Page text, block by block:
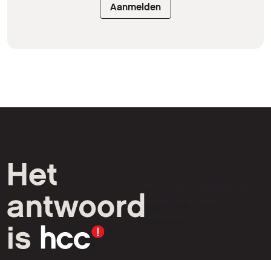
Aanmelden
liefhebbers.